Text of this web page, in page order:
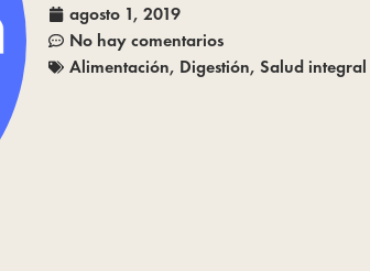
agosto 1, 2019
No hay comentarios
Alimentación, Digestión, Salud integral